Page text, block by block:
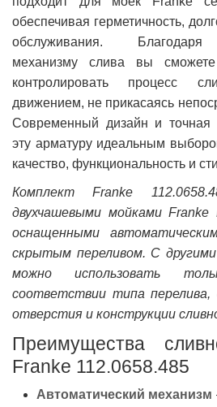
обеспечивая герметичность,
обслуживания. Благодаря
механизму слива вы
контролировать процесс
движением, не прикасаясь
Современный дизайн и точная
эту арматуру идеальным
качество, функциональность и
Комплект Franke
двухчашевыми мойками Franke
оснащенными
скрытым переливом. С другими
можно использовать
соответствии типа перелива,
отверстия и конструкции
Преимущества
Franke 112.0658.485
Автоматический механизм